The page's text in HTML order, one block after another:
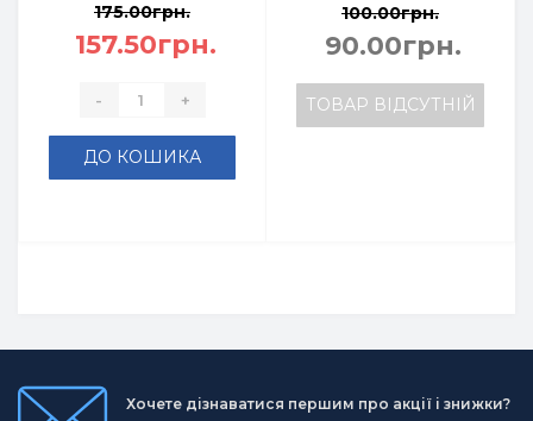
175.00грн.
157.50грн.
- +
ДО КОШИКА
100.00грн.
90.00грн.
ТОВАР ВІДСУТНІЙ
Хочете дізнаватися першим про акції і знижки?